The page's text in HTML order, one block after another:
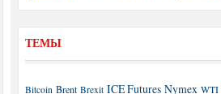
ТЕМЫ
Bitcoin Brent Brexit ICE Futures Nymex WTI